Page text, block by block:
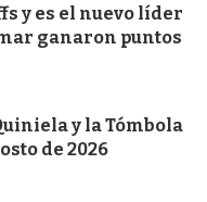
y es el nuevo líder
ganaron puntos
y la Tómbola
de 2026